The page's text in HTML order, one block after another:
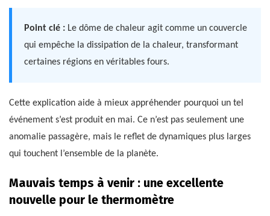
Point clé : Le dôme de chaleur agit comme un couvercle
qui empêche la dissipation de la chaleur, transformant
certaines régions en véritables fours.
Cette explication aide à mieux appréhender pourquoi un tel
événement s’est produit en mai. Ce n’est pas seulement une
anomalie passagère, mais le reflet de dynamiques plus larges
qui touchent l’ensemble de la planète.
Mauvais temps à venir : une excellente
nouvelle pour le thermomètre